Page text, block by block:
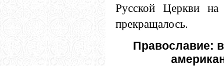
Русской Церкви
прекращалось.
Православие: